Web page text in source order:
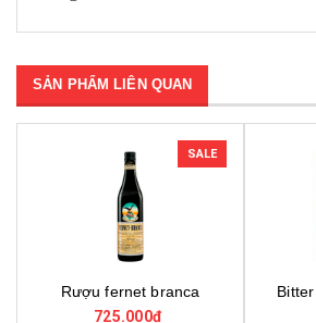
SẢN PHẨM LIÊN QUAN
branca
Bitter truth roots